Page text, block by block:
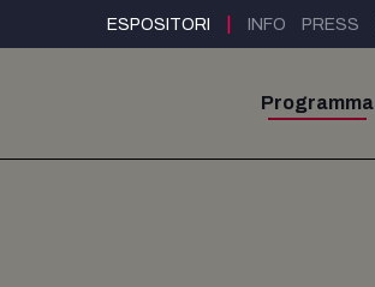
ESPOSITORI INFO PRESS
Programma